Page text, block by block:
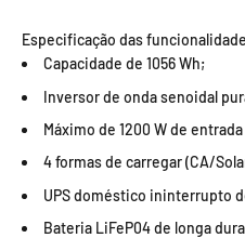
Especificação das
Capacidade de 1056 Wh;
Inversor de onda senoidal
Máximo de 1200 W de
4 formas de carregar (CA/
UPS doméstico ininterrupto
Bateria LiFeP04 de longa